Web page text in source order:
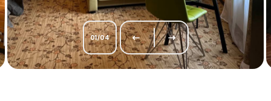
01/04